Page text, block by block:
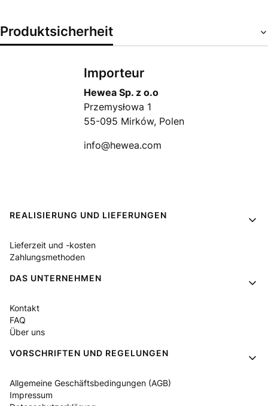
Produktsicherheit
Importeur
Hewea Sp. z o.o
Przemysłowa 1
55-095 Mirków, Polen
info@hewea.com
Fußzeilenmenü
REALISIERUNG UND LIEFERUNGEN
Lieferzeit und -kosten
Zahlungsmethoden
DAS UNTERNEHMEN
Kontakt
FAQ
Über uns
VORSCHRIFTEN UND REGELUNGEN
Allgemeine Geschäftsbedingungen (AGB)
Impressum